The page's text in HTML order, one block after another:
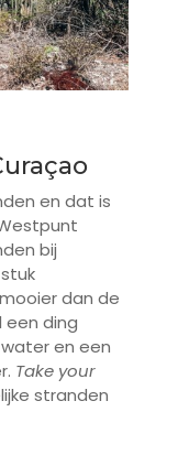
en dat is
bij
dan de
een ding
en een
Take your
stranden